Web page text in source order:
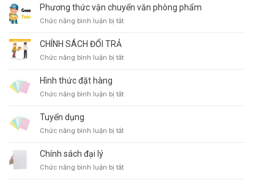
cần
cho
nghiệp
GIÁ
GIẤY
IN-
A4
Phương thức vận chuyển văn phòng phẩm
Chức năng bình luận bị tắtở
chuyển
phẩm
CHÍNH SÁCH ĐỔI TRẢ
Chức năng bình luận bị tắtở
TRẢ
Hình thức đặt hàng
Chức năng bình luận bị tắtở
hàng
Tuyển dụng
Chức năng bình luận bị tắtở
Chính sách đại lý
Chức năng bình luận bị tắtở